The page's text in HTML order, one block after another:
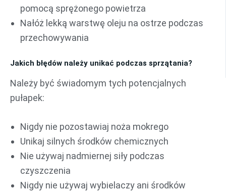
pomocą sprężonego powietrza
Nałóż lekką warstwę oleju na ostrze podczas
przechowywania
Jakich błędów należy unikać podczas sprzątania?
Należy być świadomym tych potencjalnych
pułapek:
Nigdy nie pozostawiaj noża mokrego
Unikaj silnych środków chemicznych
Nie używaj nadmiernej siły podczas
czyszczenia
Nigdy nie używaj wybielaczy ani środków